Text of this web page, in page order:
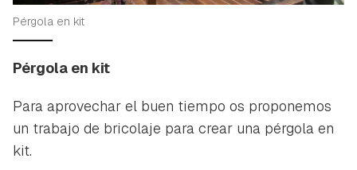
Pérgola en kit
Pérgola en kit
Para aprovechar el buen tiempo os proponemos
un trabajo de bricolaje para crear una pérgola en
kit.